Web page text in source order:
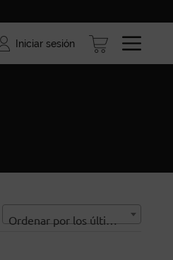
Blog
Iniciar sesión
Ordenar por los últimos